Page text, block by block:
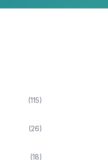
(115)
(26)
(18)